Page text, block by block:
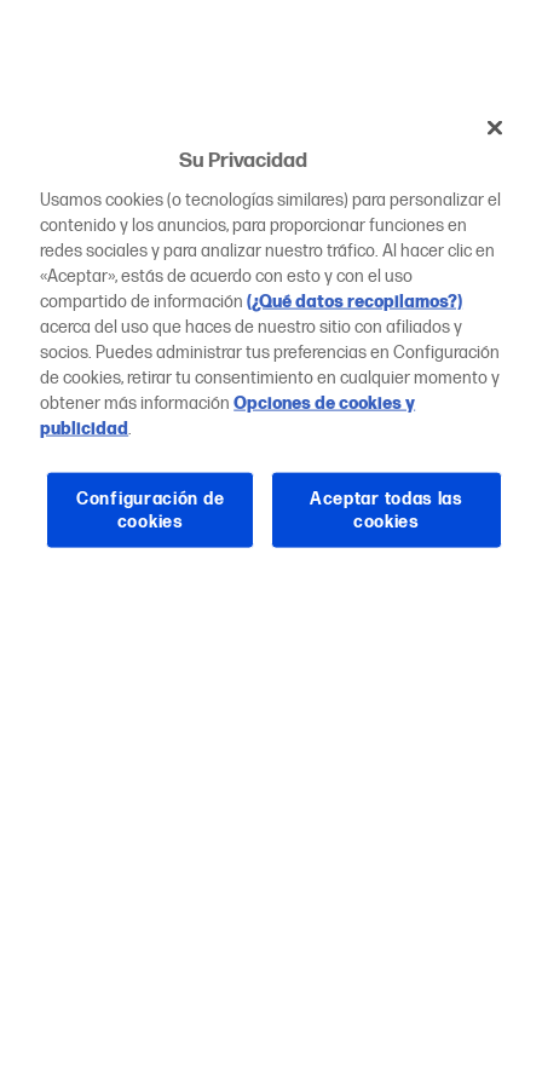
Su Privacidad
Usamos cookies (o tecnologías similares) para personalizar el
contenido y los anuncios, para proporcionar funciones en
redes sociales y para analizar nuestro tráfico. Al hacer clic en
«Aceptar», estás de acuerdo con esto y con el uso
compartido de información(¿Qué datos recopilamos?)
acerca del uso que haces de nuestro sitio con afiliados y
socios. Puedes administrar tus preferencias en Configuración
de cookies, retirar tu consentimiento en cualquier momento y
obtener más informaciónOpciones de cookies y
publicidad.
Configuración de
cookies
Aceptar todas las
cookies